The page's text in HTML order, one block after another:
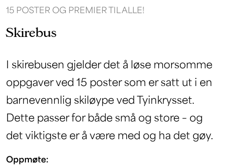
15 POSTER OG PREMIER TIL ALLE!
Skirebus
I skirebusen gjelder det å løse morsomme
oppgaver ved 15 poster som er satt ut i en
barnevennlig skiløype ved Tyinkrysset.
Dette passer for både små og store – og
det viktigste er å være med og ha det gøy.
Oppmøte: